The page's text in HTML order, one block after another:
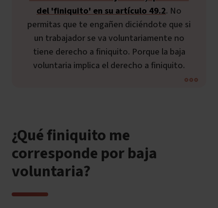
del 'finiquito' en su artículo 49.2. No
permitas que te engañen diciéndote que si
un trabajador se va voluntariamente no
tiene derecho a finiquito. Porque la baja
voluntaria implica el derecho a finiquito.
¿Qué finiquito me
corresponde por baja
voluntaria?